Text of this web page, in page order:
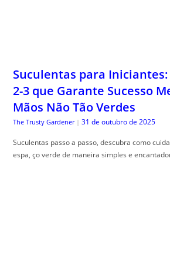
Suculentas para
2-3 que Garante Sucesso
Mãos Não Tão Verdes
The Trusty Gardener | 31 de outubro de 2025
Suculentas passo a passo, descubra como
espa, ço verde de maneira simples e